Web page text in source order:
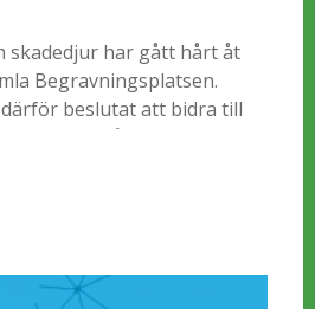
skadedjur har gått hårt åt
Begravningsplatsen.
beslutat att bidra till
av nya, tåligare träd.